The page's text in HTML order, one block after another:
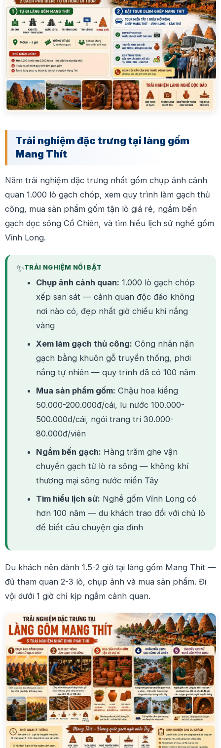
Trải nghiệm đặc trưng tại làng gốm
Mang Thít
Năm trải nghiệm đặc trưng nhất gồm chụp ảnh cảnh
quan 1.000 lò gạch chóp, xem quy trình làm gạch thủ
công, mua sản phẩm gốm tận lò giá rẻ, ngắm bến
gạch dọc sông Cổ Chiên, và tìm hiểu lịch sử nghề gốm
Vĩnh Long.
✨TRẢI NGHIỆM NỔI BẬT
Chụp ảnh cảnh quan: 1.000 lò gạch chóp
xếp san sát — cảnh quan độc đáo không
nơi nào có, đẹp nhất giờ chiều khi nắng
vàng
Xem làm gạch thủ công: Công nhân nặn
gạch bằng khuôn gỗ truyền thống, phơi
nắng tự nhiên — quy trình đã có 100 năm
Mua sản phẩm gốm: Chậu hoa kiểng
50.000-200.000đ/cái, lu nước 100.000-
500.000đ/cái, ngói trang trí 30.000-
80.000đ/viên
Ngắm bến gạch: Hàng trăm ghe vận
chuyển gạch từ lò ra sông — không khí
thương mại sông nước miền Tây
Tìm hiểu lịch sử: Nghề gốm Vĩnh Long có
hơn 100 năm — du khách trao đổi với chủ lò
để biết câu chuyện gia đình
Du khách nên dành 1.5-2 giờ tại làng gốm Mang Thít —
đủ tham quan 2-3 lò, chụp ảnh và mua sản phẩm. Đi
vội dưới 1 giờ chỉ kịp ngắm cảnh quan.